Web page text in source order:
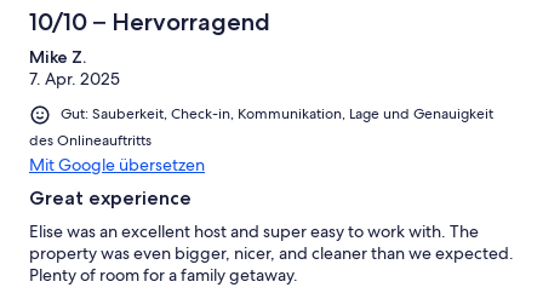
10/10 – Hervorragend
Mike Z.
7. Apr. 2025
Gut: Sauberkeit, Check-in, Kommunikation, Lage und Genauigkeit
des Onlineauftritts
Mit Google übersetzen
Great experience
Elise was an excellent host and super easy to work with. The
property was even bigger, nicer, and cleaner than we expected.
Plenty of room for a family getaway.